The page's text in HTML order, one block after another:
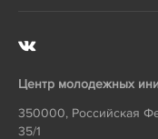
Центр молодежных
350000, Российская
35/1